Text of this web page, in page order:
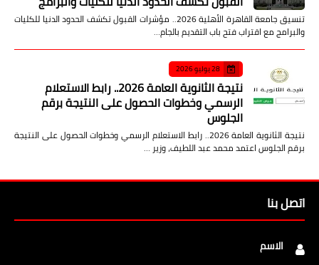
تنسيق جامعة القاهرة الأهلية 2026.. مؤشرات القبول تكشف الحدود الدنيا للكليات
والبرامج مع اقتراب فتح باب التقديم بالجام…
28 يوليو 2026
نتيجة الثانوية العامة 2026.. رابط الاستعلام
الرسمي وخطوات الحصول على النتيجة برقم
الجلوس
نتيجة الثانوية العامة 2026.. رابط الاستعلام الرسمي وخطوات الحصول على النتيجة
برقم الجلوس اعتمد محمد عبد اللطيف، وزير …
اتصل بنا
الاسم